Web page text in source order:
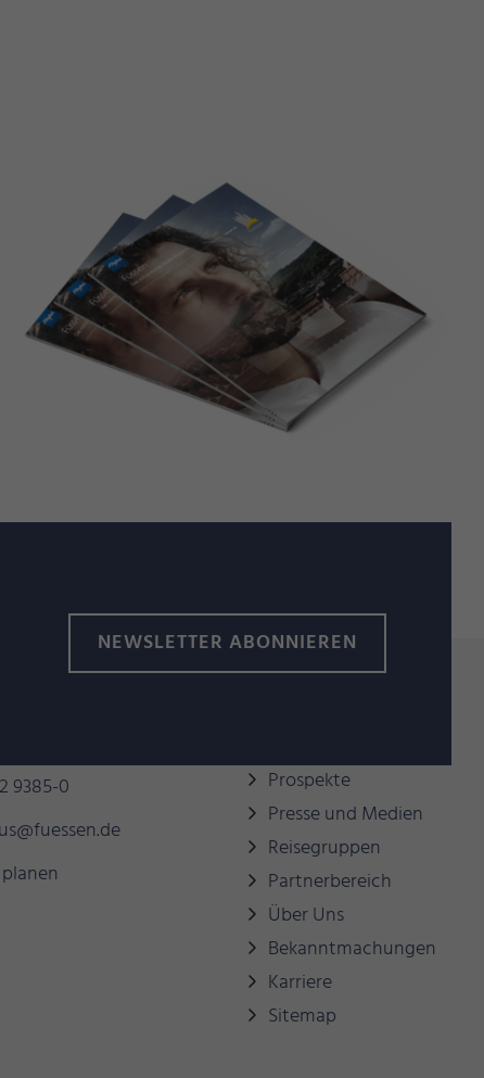
NEWSLETTER ABONNIEREN
9385-0
Prospekte
Presse und Medien
Reisegruppen
Partnerbereich
Über Uns
Bekanntmachungen
Karriere
Sitemap